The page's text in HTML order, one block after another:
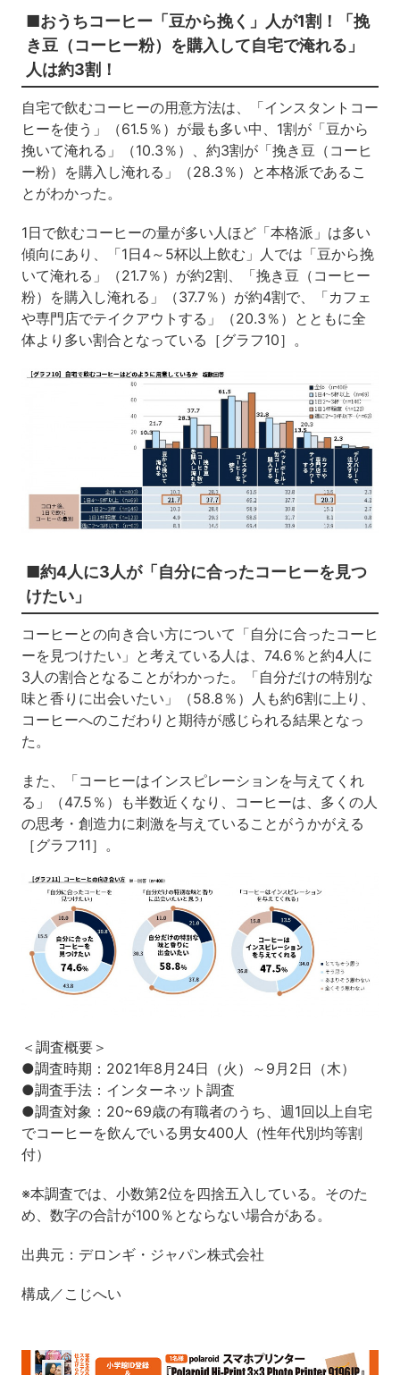
■おうちコーヒー「豆から挽く」人が1割！「挽
き豆（コーヒー粉）を購入して自宅で淹れる」
人は約3割！
自宅で飲むコーヒーの用意方法は、「インスタントコー
ヒーを使う」（61.5％）が最も多い中、1割が「豆から
挽いて淹れる」（10.3％）、約3割が「挽き豆（コーヒ
ー粉）を購入し淹れる」（28.3％）と本格派であるこ
とがわかった。
1日で飲むコーヒーの量が多い人ほど「本格派」は多い
傾向にあり、「1日4～5杯以上飲む」人では「豆から挽
いて淹れる」（21.7％）が約2割、「挽き豆（コーヒー
粉）を購入し淹れる」（37.7％）が約4割で、「カフェ
や専門店でテイクアウトする」（20.3％）とともに全
体より多い割合となっている［グラフ10］。
■約4人に3人が「自分に合ったコーヒーを見つ
けたい」
コーヒーとの向き合い方について「自分に合ったコーヒ
ーを見つけたい」と考えている人は、74.6％と約4人に
3人の割合となることがわかった。「自分だけの特別な
味と香りに出会いたい」（58.8％）人も約6割に上り、
コーヒーへのこだわりと期待が感じられる結果となっ
た。
また、「コーヒーはインスピレーションを与えてくれ
る」（47.5％）も半数近くなり、コーヒーは、多くの人
の思考・創造力に刺激を与えていることがうかがえる
［グラフ11］。
＜調査概要＞
●調査時期：2021年8月24日（火）～9月2日（木）
●調査手法：インターネット調査
●調査対象：20~69歳の有職者のうち、週1回以上自宅
でコーヒーを飲んでいる男女400人（性年代別均等割
付）
※本調査では、小数第2位を四捨五入している。そのた
め、数字の合計が100％とならない場合がある。
出典元：デロンギ・ジャパン株式会社
構成／こじへい